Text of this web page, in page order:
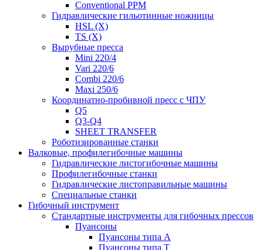
Conventional PPM
Гидравлические гильотинные ножницы
HSL (X)
TS (X)
Вырубные пресса
Mini 220/4
Vari 220/6
Combi 220/6
Maxi 250/6
Координатно-пробивной пресс с ЧПУ
Q5
Q3-Q4
SHEET TRANSFER
Роботизированные станки
Валковые, профилегибочные машины
Гидравлические листогибочные машины
Профилегибочные станки
Гидравлические листоправильные машины
Специальные станки
Гибочный инструмент
Стандартные инструменты для гибочных прессов
Пуансоны
Пуансоны типа A
Пуансоны типа T